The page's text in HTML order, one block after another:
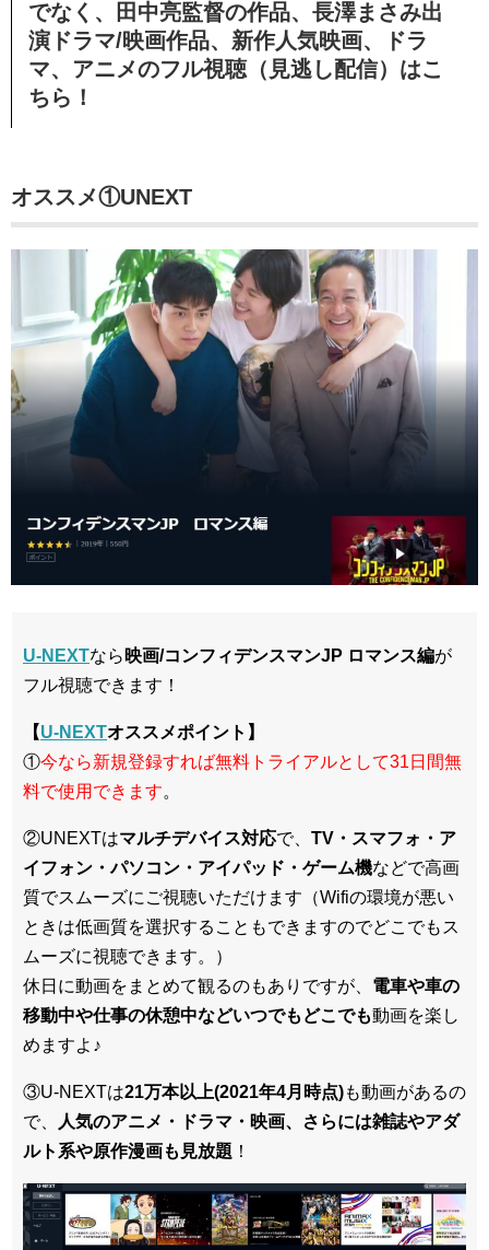
でなく、田中亮監督の作品、長澤まさみ出
演ドラマ/映画作品、新作人気映画、ドラ
マ、アニメのフル視聴（見逃し配信） はこ
ちら！
オススメ①UNEXT
U-NEXTなら映画/コンフィデンスマンJP ロマンス編が
フル視聴できます！
【U-NEXTオススメポイント】
①今なら新規登録すれば無料トライアルとして31日間無
料で使用できます。
②UNEXTはマルチデバイス対応で、 TV・スマフォ・ア
イフォン・パソコン・アイパッド・ゲーム機などで高画
質でスムーズにご視聴いただけます（Wifiの環境が悪い
ときは低画質を選択することもできますのでどこでもス
ムーズに視聴できます。）
休日に動画をまとめて観るのもありですが、 電車や車の
移動中や仕事の休憩中などいつでもどこでも動画を楽し
めますよ♪
③U-NEXTは21万本以上(2021年4月時点)も動画があるの
で、
人気のアニメ・ドラマ・映画、さらには雑誌やアダ
ルト系や原作漫画も見放題 ！